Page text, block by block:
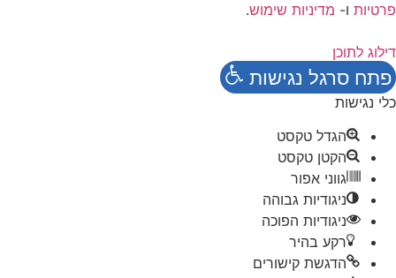
פרטיות ו- מדיניות שימוש.
דילוג לתוכן
פתח סרגל נגישות
כלי נגישות
הגדל טקסט
הקטן טקסט
גווני אפור
ניגודיות גבוהה
ניגודיות הפוכה
רקע בהיר
הדגשת קישורים